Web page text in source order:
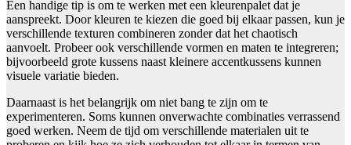
Een handige tip is om te werken met een kleurenpalet dat je
aanspreekt. Door kleuren te kiezen die goed bij elkaar passen, kun je
verschillende texturen combineren zonder dat het chaotisch
aanvoelt. Probeer ook verschillende vormen en maten te integreren;
bijvoorbeeld grote kussens naast kleinere accentkussens kunnen
visuele variatie bieden.
Daarnaast is het belangrijk om niet bang te zijn om te
experimenteren. Soms kunnen onverwachte combinaties verrassend
goed werken. Neem de tijd om verschillende materialen uit te